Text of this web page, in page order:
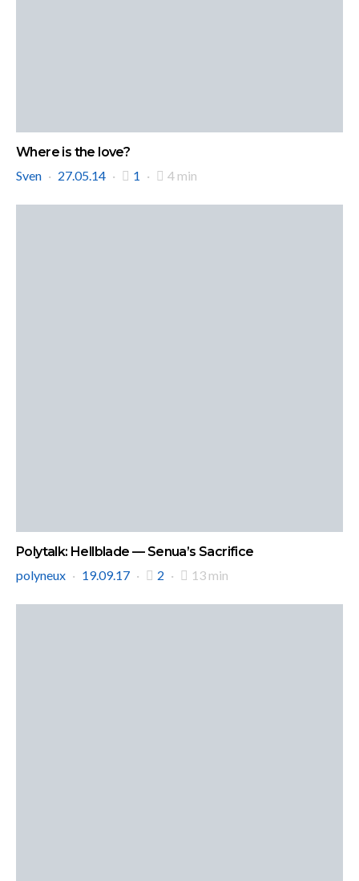
Where is the love?
Sven
27.05.14 1 4 min
Polytalk: Hellblade — Senua’s Sacrifice
polyneux
19.09.17 2 13 min